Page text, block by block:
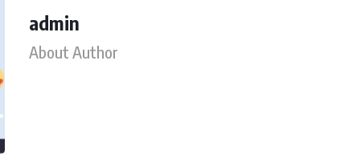
admin
About Author